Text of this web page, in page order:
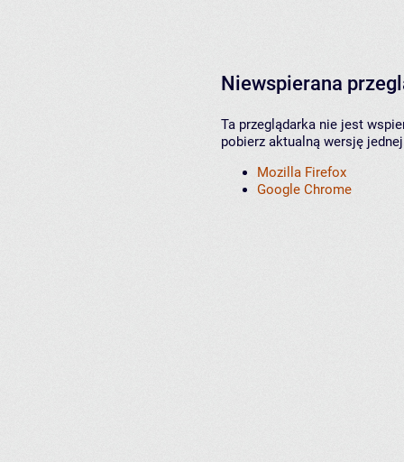
Niewspierana
Ta przeglądarka nie jest
pobierz aktualną wersję
Mozilla Firefox
Google Chrome